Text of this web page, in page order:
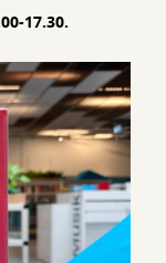
17.30.